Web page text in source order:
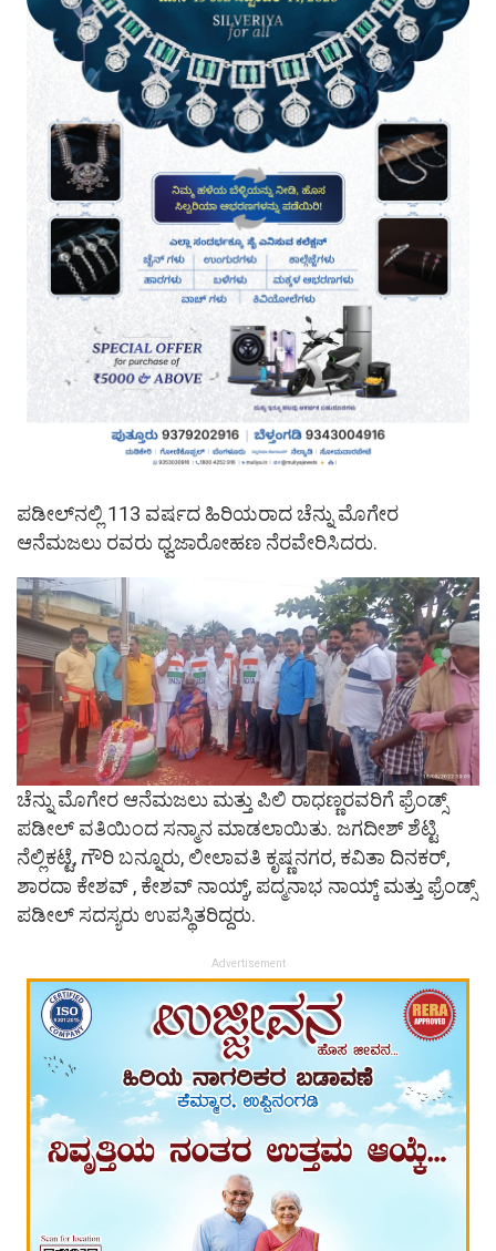
ಪಡೀಲ್‌ನಲ್ಲಿ 113 ವರ್ಷದ ಹಿರಿಯರಾದ ಚೆನ್ನು ಮೊಗೇರ
ಆನೆಮಜಲು ರವರು ಧ್ವಜಾರೋಹಣ ನೆರವೇರಿಸಿದರು.
ಚೆನ್ನು ಮೊಗೇರ ಆನೆಮಜಲು ಮತ್ತು ಪಿಲಿ ರಾಧಣ್ಣರವರಿಗೆ ಫ್ರೆಂಡ್ಸ್
ಪಡೀಲ್ ವತಿಯಿಂದ ಸನ್ಮಾನ ಮಾಡಲಾಯಿತು. ಜಗದೀಶ್ ಶೆಟ್ಟಿ
ನೆಲ್ಲಿಕಟ್ಟೆ, ಗೌರಿ ಬನ್ನೂರು, ಲೀಲಾವತಿ ಕೃಷ್ಣನಗರ, ಕವಿತಾ ದಿನಕರ್,
ಶಾರದಾ ಕೇಶವ್ , ಕೇಶವ್ ನಾಯ್ಕ್, ಪದ್ಮನಾಭ ನಾಯ್ಕ್ ಮತ್ತು ಫ್ರೆಂಡ್ಸ್
ಪಡೀಲ್ ಸದಸ್ಯರು ಉಪಸ್ಥಿತರಿದ್ದರು.
Advertisement